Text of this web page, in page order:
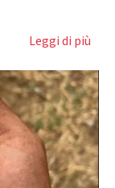
Leggi di più